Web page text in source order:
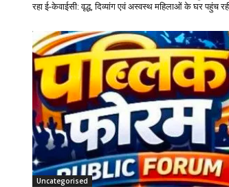
रहा ई-केवाईसी: वृद्ध, दिव्यांग एवं अस्वस्थ महिलाओं के घर पहुंच रही
Uncategorised